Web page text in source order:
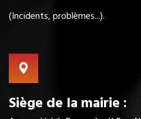
(Incidents, problèmes...).
Siège de la mairie :